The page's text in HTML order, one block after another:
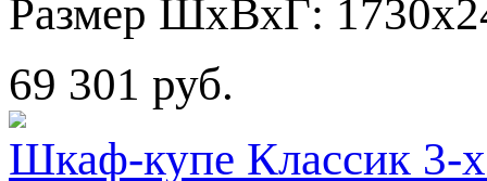
Размер ШхВхГ:
69 301 руб.
Шкаф-купе Классик 3-